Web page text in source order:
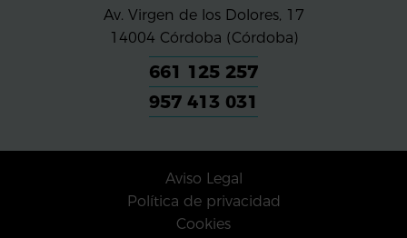
Av. Virgen de los Dolores, 17
14004 Córdoba (Córdoba)
661 125 257
957 413 031
Aviso Legal
Política de privacidad
Cookies